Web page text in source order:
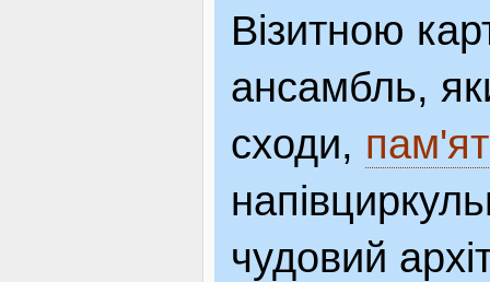
Візитною
ансамбль,
сходи,
чудовий